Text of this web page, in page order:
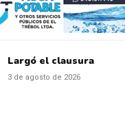
Largó el clausura
3 de agosto de 2026